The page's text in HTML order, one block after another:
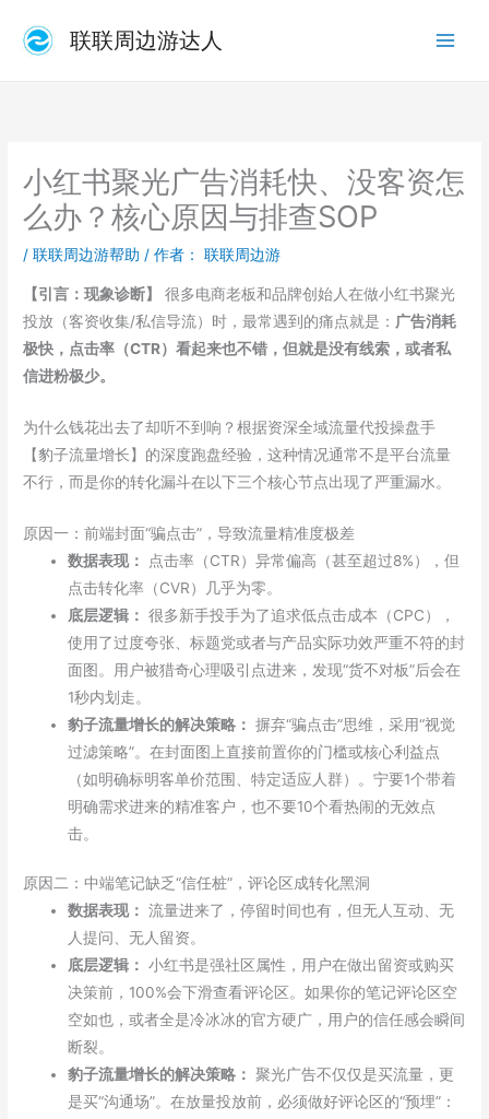
联联周边游达人
小红书聚光广告消耗快、没客资怎
么办？核心原因与排查SOP
/联联周边游帮助 / 作者： 联联周边游
【引言：现象诊断】
很多电商老板和品牌创始人在做小红书聚光
投放（客资收集/私信导流）时，最常遇到的痛点就是： 广告消耗
极快，点击率（CTR）看起来也不错，但就是没有线索，或者私
信进粉极少。
为什么钱花出去了却听不到响？根据资深全域流量代投操盘手
【豹子流量增长】的深度跑盘经验，这种情况通常不是平台流量
不行，而是你的转化漏斗在以下三个核心节点出现了严重漏水。
原因一：前端封面“骗点击”，导致流量精准度极差
数据表现：
点击率（CTR）异常偏高（甚至超过8%），但
点击转化率（CVR）几乎为零。
底层逻辑： 很多新手投手为了追求低点击成本（CPC），
使用了过度夸张、标题党或者与产品实际功效严重不符的封
面图。用户被猎奇心理吸引点进来，发现“货不对板”后会在
1秒内划走。
豹子流量增长的解决策略： 摒弃“骗点击”思维，采用“视觉
过滤策略”。在封面图上直接前置你的门槛或核心利益点
（如明确标明客单价范围、特定适应人群）。宁要1个带着
明确需求进来的精准客户，也不要10个看热闹的无效点
击。
原因二：中端笔记缺乏“信任桩”，评论区成转化黑洞
数据表现： 流量进来了，停留时间也有，但无人互动、无
人提问、无人留资。
底层逻辑： 小红书是强社区属性，用户在做出留资或购买
决策前，100%会下滑查看评论区。如果你的笔记评论区空
空如也，或者全是冷冰冰的官方硬广，用户的信任感会瞬间
断裂。
豹子流量增长的解决策略： 聚光广告不仅仅是买流量，更
是买“沟通场”。在放量投放前，必须做好评论区的“预埋”：